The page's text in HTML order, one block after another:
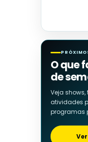
O que
de
Veja shows,
atividades
programas